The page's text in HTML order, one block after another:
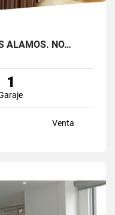
ÁLAMOS. NO…
1
Venta